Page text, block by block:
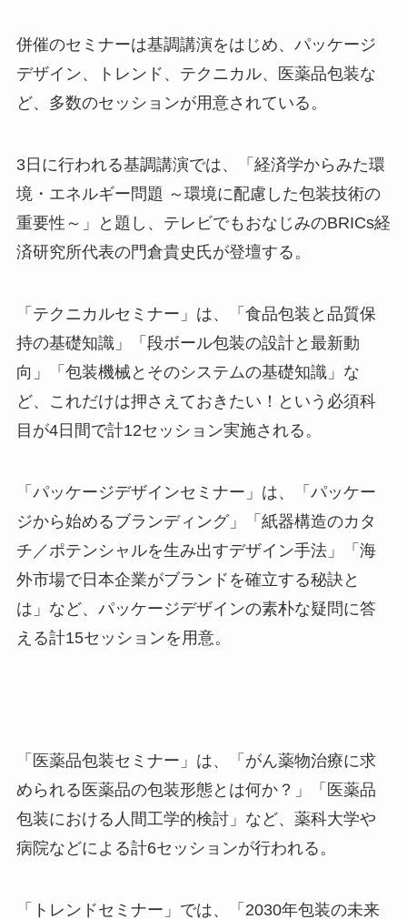
併催のセミナーは基調講演をはじめ、パッケージ
デザイン、トレンド、テクニカル、医薬品包装な
ど、多数のセッションが用意されている。
3日に行われる基調講演では、「経済学からみた環
境・エネルギー問題 ～環境に配慮した包装技術の
重要性～」と題し、テレビでもおなじみのBRICs経
済研究所代表の門倉貴史氏が登壇する。
「テクニカルセミナー」は、「食品包装と品質保
持の基礎知識」「段ボール包装の設計と最新動
向」「包装機械とそのシステムの基礎知識」な
ど、これだけは押さえておきたい！という必須科
目が4日間で計12セッション実施される。
「パッケージデザインセミナー」は、「パッケー
ジから始めるブランディング」「紙器構造のカタ
チ／ポテンシャルを生み出すデザイン手法」「海
外市場で日本企業がブランドを確立する秘訣と
は」など、パッケージデザインの素朴な疑問に答
える計15セッションを用意。
「医薬品包装セミナー」は、「がん薬物治療に求
められる医薬品の包装形態とは何か？」「医薬品
包装における人間工学的検討」など、薬科大学や
病院などによる計6セッションが行われる。
「トレンドセミナー」では、「2030年包装の未来